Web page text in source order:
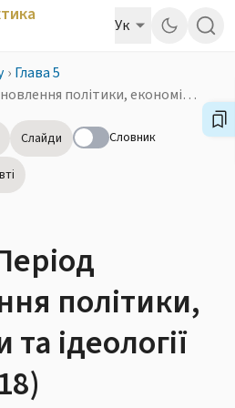
Ук
› Глава 5
Розділ 3. Період становлення політики, економіки та ідеології (1789—1918)
Слайди Словник
політики,
ідеології